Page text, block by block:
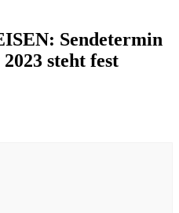
Sendetermin
steht fest